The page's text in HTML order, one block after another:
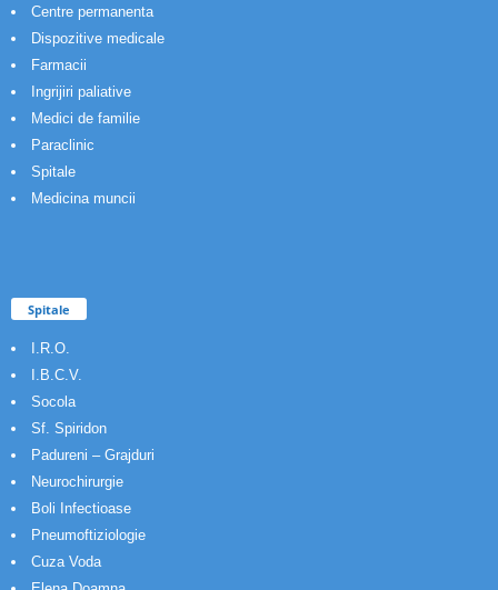
Centre permanenta
Dispozitive medicale
Farmacii
Ingrijiri paliative
Medici de familie
Paraclinic
Spitale
Medicina muncii
Spitale
I.R.O.
I.B.C.V.
Socola
Sf. Spiridon
Padureni – Grajduri
Neurochirurgie
Boli Infectioase
Pneumoftiziologie
Cuza Voda